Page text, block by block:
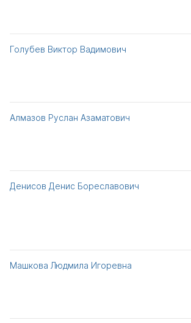
Голубев Виктор Вадимович
Алмазов Руслан Азаматович
Денисов Денис Бореславович
Машкова Людмила Игоревна